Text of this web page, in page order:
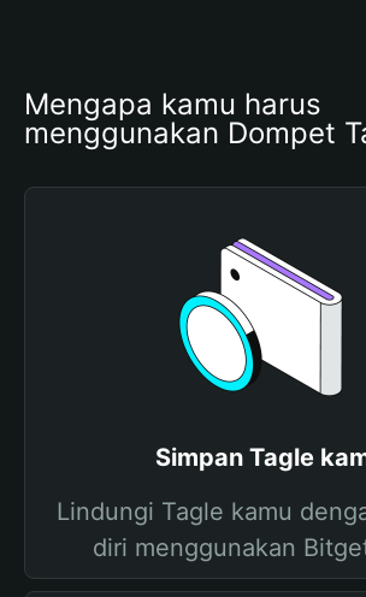
Mengapa kamu harus
menggunakan Dompet
Simpan Tagle
Lindungi Tagle kamu
diri menggunakan